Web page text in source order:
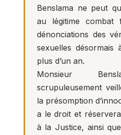
Benslama ne peut
au légitime combat
dénonciations des
sexuelles
plus d’un an.
Monsieur
scrupuleusement
la présomption
a le droit et
à la Justice, ainsi